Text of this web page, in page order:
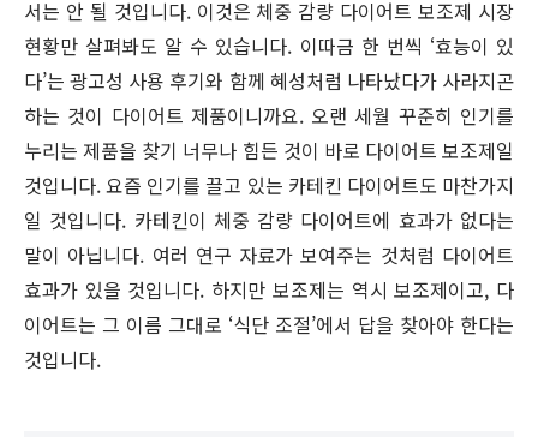
서는 안 될 것입니다. 이것은 체중 감량 다이어트 보조제 시장
현황만 살펴봐도 알 수 있습니다. 이따금 한 번씩 ‘효능이 있
다’는 광고성 사용 후기와 함께 혜성처럼 나타났다가 사라지곤
하는 것이 다이어트 제품이니까요. 오랜 세월 꾸준히 인기를
누리는 제품을 찾기 너무나 힘든 것이 바로 다이어트 보조제일
것입니다. 요즘 인기를 끌고 있는 카테킨 다이어트도 마찬가지
일 것입니다. 카테킨이 체중 감량 다이어트에 효과가 없다는
말이 아닙니다. 여러 연구 자료가 보여주는 것처럼 다이어트
효과가 있을 것입니다. 하지만 보조제는 역시 보조제이고, 다
이어트는 그 이름 그대로 ‘식단 조절’에서 답을 찾아야 한다는
것입니다.